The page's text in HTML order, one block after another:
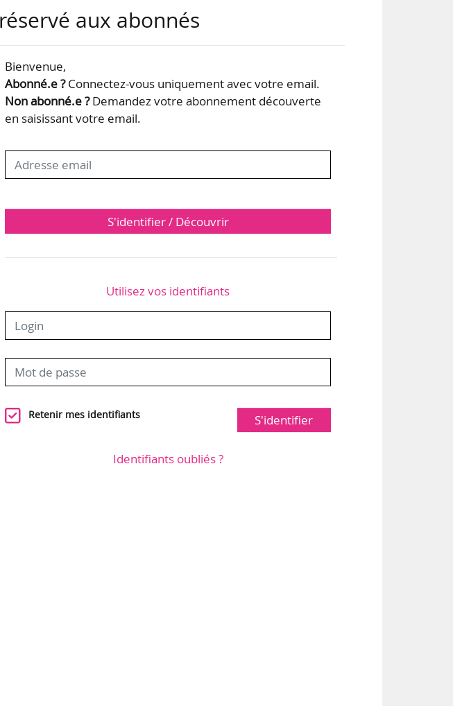
Bunny et Jhay Cortez (1er
aux abonnés
Bienvenue,
Abonné.e ?Connectez-vous uniquement avec votre email.
Non abonné.e ?Demandez votre abonnement découverte
en saisissant votre email.
S'identifier / Découvrir
Utilisez vos identifiants
Retenir mes identifiants S'identifier
Identifiants oubliés ?